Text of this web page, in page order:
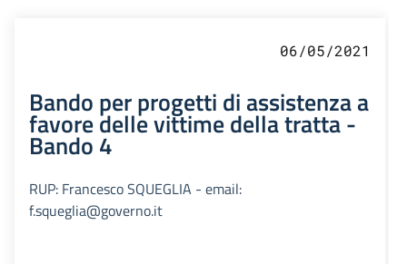
06/05/2021
Bando per progetti di assistenza a
favore delle vittime della tratta -
Bando 4
RUP: Francesco SQUEGLIA - email:
f.squeglia@governo.it